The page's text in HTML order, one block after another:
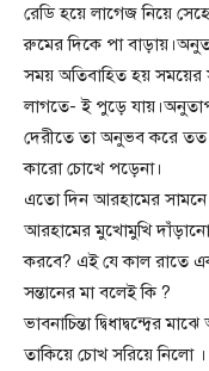
রেডি হয়ে লাগেজ নিয়ে
রুমের দিকে পা
সময় অতিবাহিত হয় সময়ের
লাগতে- ই পুড়ে
দেরীতে তা অনুভব করে তত
কারো চোখে পড়েনা।
এতো দিন আরহামের
আরহামের মুখোমুখি
করবে? এই যে কাল রাতে
সন্তানের মা বলেই কি ?
ভাবনাচিন্তা
তাকিয়ে চোখ সরিয়ে নিলো